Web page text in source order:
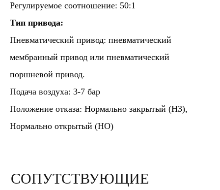
Регулируемое соотношение: 50:1
Тип привода:
Пневматический привод: пневматический
мембранный привод или пневматический
поршневой привод.
Подача воздуха: 3-7 бар
Положение отказа: Нормально закрытый (НЗ),
Нормально открытый (НО)
СОПУТСТВУЮЩИЕ